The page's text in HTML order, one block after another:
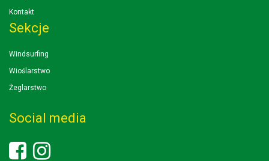
Kontakt
Sekcje
Windsurfing
Wioślarstwo
Żeglarstwo
Social media